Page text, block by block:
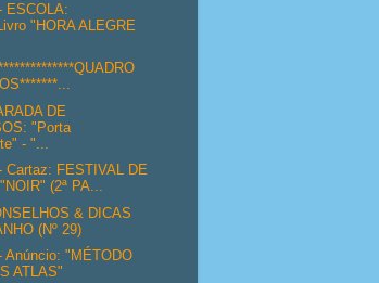
ESCOLA:
"HORA ALEGRE
DE
"Porta
- "...
Cartaz: FESTIVAL DE
(2ª PA...
& DICAS
(Nº 29)
Anúncio: "MÉTODO
ATLAS"